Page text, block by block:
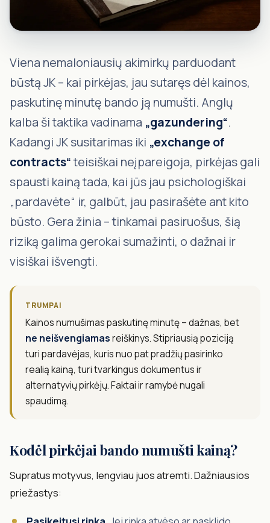
Viena nemaloniausių akimirkų parduodant
būstą JK – kai pirkėjas, jau sutaręs dėl kainos,
paskutinę minutę bando ją numušti. Anglų
kalba ši taktika vadinama „gazundering“.
Kadangi JK susitarimas iki „exchange of
contracts“teisiškai neįpareigoja, pirkėjas gali
spausti kainą tada, kai jūs jau psichologiškai
„pardavėte“ ir, galbūt, jau pasirašėte ant kito
būsto. Gera žinia – tinkamai pasiruošus, šią
riziką galima gerokai sumažinti, o dažnai ir
visiškai išvengti.
TRUMPAI
Kainos numušimas paskutinę minutę – dažnas, bet
ne neišvengiamasreiškinys. Stipriausią poziciją
turi pardavėjas, kuris nuo pat pradžių pasirinko
realią kainą, turi tvarkingus dokumentus ir
alternatyvių pirkėjų. Faktai ir ramybė nugali
spaudimą.
Kodėl pirkėjai bando numušti kainą?
Supratus motyvus, lengviau juos atremti. Dažniausios
priežastys: